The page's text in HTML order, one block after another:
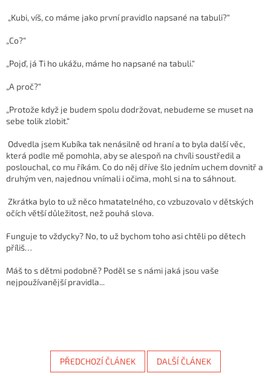
„Kubi, víš, co máme jako první pravidlo napsané na tabuli?“
„Co?“
„Pojď, já Ti ho ukážu, máme ho napsané na tabuli.“
„A proč?“
„Protože když je budem spolu dodržovat, nebudeme se muset na
sebe tolik zlobit.“
Odvedla jsem Kubíka tak nenásilně od hraní a to byla další věc,
která podle mě pomohla, aby se alespoň na chvíli soustředil a
poslouchal, co mu říkám. Co do něj dříve šlo jedním uchem dovnitř a
druhým ven, najednou vnímali i očima, mohl si na to sáhnout.
Zkrátka bylo to už něco hmatatelného, co vzbuzovalo v dětských
očích větší důležitost, než pouhá slova.
Funguje to vždycky? No, to už bychom toho asi chtěli po dětech
příliš…
Máš to s dětmi podobně? Poděl se s námi jaká jsou vaše
nejpoužívanější pravidla...
PŘEDCHOZÍ ČLÁNEK DALŠÍ ČLÁNEK